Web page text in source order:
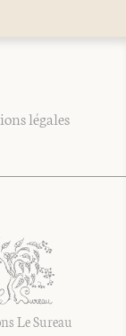
légales
Le Sureau